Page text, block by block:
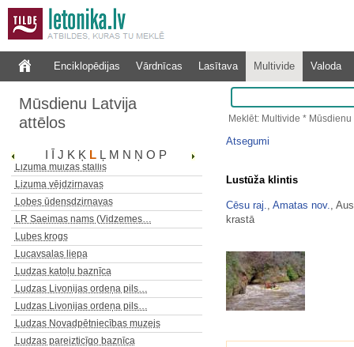
Enciklopēdijas Vārdnīcas Lasītava Multivide Valoda
Mūsdienu Latvija
attēlos
J K Ķ L Ļ M N Ņ O P
Limbažu vecais pilsētas rātsnams
Limbažu viduslaiku pils
Lindes muižas vārti
Linezers
Līņu klintis
Lītaunīku akmens krāvumi
Lizuma muižas pils
Lizuma muižas stallis
Lizuma vējdzirnavas
Lobes ūdensdzirnavas
LR Saeimas nams (Vidzemes…
Lubes krogs
Lucavsalas liepa
Ludzas katoļu baznīca
Ludzas Livonijas ordeņa pils…
Ludzas Livonijas ordeņa pils…
Ludzas Novadpētniecības muzejs
Ludzas pareizticīgo baznīca
Meklēt: Multivide *
Atsegumi
Lustūža klintis
Cēsu raj. Amatas nov.
,
krastā